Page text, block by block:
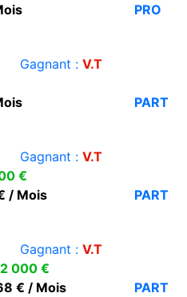
PRO
Gagnant : V.T
PART
Gagnant : V.T
€
/ Mois
PART
Gagnant : V.T
000 €
€ / Mois
PART